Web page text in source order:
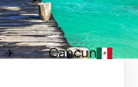
✈ Cancun